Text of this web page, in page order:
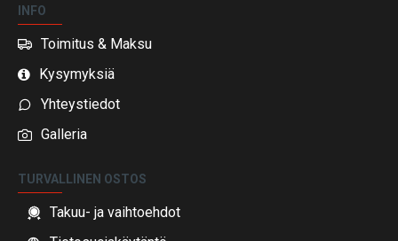
INFO
Toimitus & Maksu
Kysymyksiä
Yhteystiedot
Galleria
TURVALLINEN OSTOS
Takuu- ja vaihtoehdot